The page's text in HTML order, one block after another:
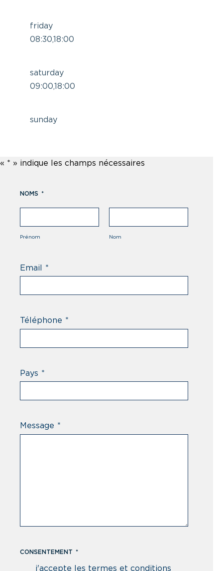
friday
08:30,18:00
saturday
09:00,18:00
sunday
« * » indique les champs nécessaires
NOMS *
Prénom Nom
Email *
Téléphone *
Pays *
Message *
CONSENTEMENT *
j'accepte les termes et conditions